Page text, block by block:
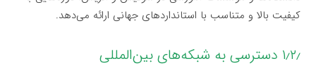
کیفیت بالا و متناسب با استانداردهای جهانی ارائه می‌دهد.
۱٫۲٫ دسترسی به شبکه‌های بین‌المللی